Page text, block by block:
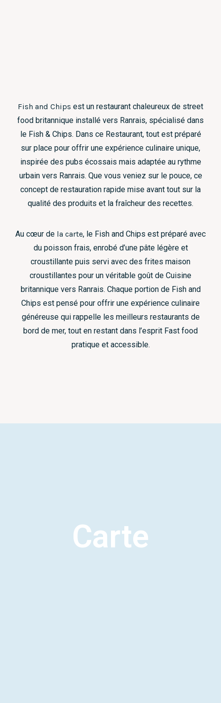
Fish and Chips est un restaurant chaleureux de street
food britannique installé vers Ranrais, spécialisé dans
le Fish & Chips. Dans ce Restaurant, tout est préparé
sur place pour offrir une expérience culinaire unique,
inspirée des pubs écossais mais adaptée au rythme
urbain vers Ranrais. Que vous veniez sur le pouce, ce
concept de restauration rapide mise avant tout sur la
qualité des produits et la fraîcheur des recettes.
Au cœur de la carte, le Fish and Chips est préparé avec
du poisson frais, enrobé d’une pâte légère et
croustillante puis servi avec des frites maison
croustillantes pour un véritable goût de Cuisine
britannique vers Ranrais. Chaque portion de Fish and
Chips est pensé pour offrir une expérience culinaire
généreuse qui rappelle les meilleurs restaurants de
bord de mer, tout en restant dans l’esprit Fast food
pratique et accessible.
Carte